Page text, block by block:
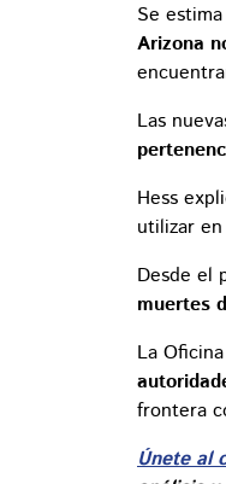
Se
Arizona
Las
Hess
utilizar
Desde el
muertes
La
frontera
Únete al